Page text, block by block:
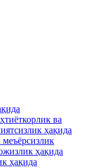
ва
ҳақида
меъёрсизлик
ҳақида
ҳақида